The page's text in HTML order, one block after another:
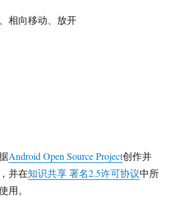
相向移动、放开
Android Open Source Project创作并
并在知识共享 署名2.5许可协议中所
用。